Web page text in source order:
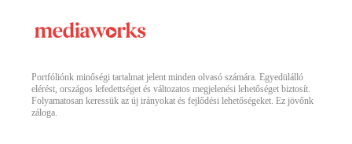
Portfóliónk minőségi tartalmat jelent minden olvasó számára. Egyedülálló
elérést, országos lefedettséget és változatos megjelenési lehetőséget biztosít.
Folyamatosan keressük az új irányokat és fejlődési lehetőségeket. Ez jövőnk
záloga.